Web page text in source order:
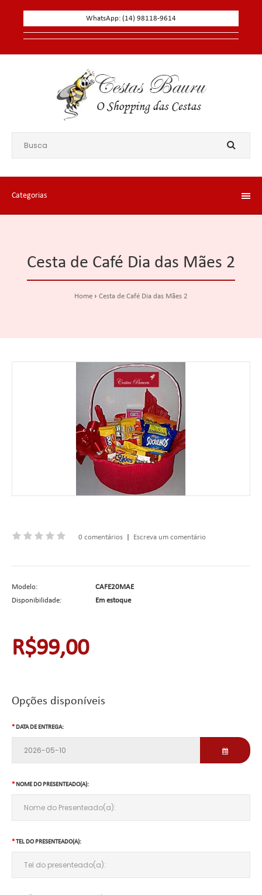
WhatsApp: (14) 98118-9614
Categorias
Cesta de Café Dia das Mães 2
Home Cesta de Café Dia das Mães 2
0 comentários Escreva um comentário
Modelo:
CAFE20MAE
Disponibilidade:
Em estoque
R$99,00
Opções disponíveis
DATA DE ENTREGA:
NOME DO PRESENTEADO(A):
TEL DO PRESENTEADO(A):